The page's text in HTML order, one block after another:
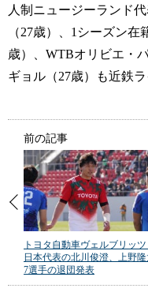
人制ニュージーランド
（27歳）、1シーズン
歳）、WTBオリビエ・
ギョル（27歳）も近鉄ラ
前の記事
トヨタ自動車ヴェルブリッ
日本代表の北川俊澄、上野隆
7選手の退団発表